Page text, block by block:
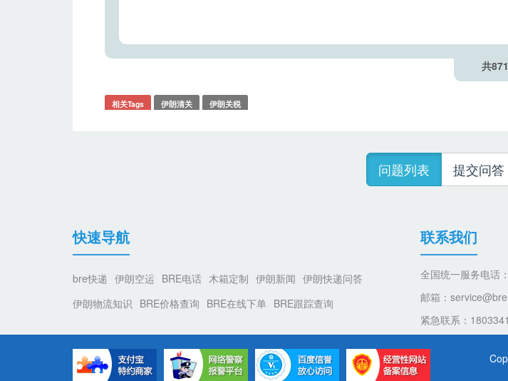
共871
相关Tags 伊朗清关 伊朗关税
问题列表 提交问答
快速导航
bre快递 伊朗空运 BRE电话 木箱定制 伊朗新闻 伊朗快递问答
伊朗物流知识 BRE价格查询 BRE在线下单 BRE跟踪查询
联系我们
全国统一服务电话
邮箱：
紧急联系：